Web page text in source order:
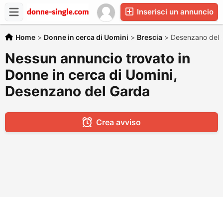
Inserisci un annuncio
Home > Donne in cerca di Uomini > Brescia > Desenzano del
Nessun annuncio trovato in
Donne in cerca di Uomini,
Desenzano del Garda
Crea avviso